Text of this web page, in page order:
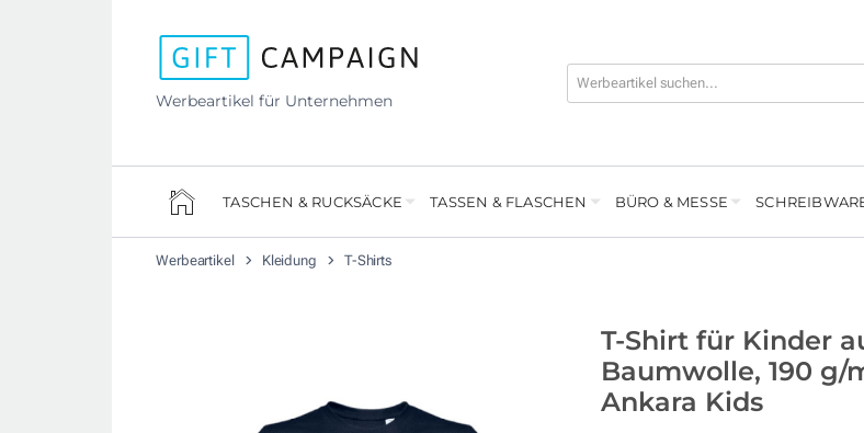
Werbeartikel für Unternehmen
TASCHEN & RUCKSÄCKE TASSEN & FLASCHEN BÜRO & MESSE
Werbeartikel Kleidung T-Shirts
T-Shirt für Kinder
Baumwolle, 190 g/
Ankara Kids